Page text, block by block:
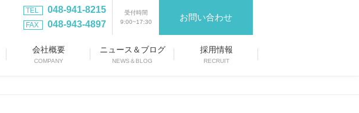
TEL 048-941-8215
FAX 048-943-4897
受付時間
9:00~17:30
お問い合わせ
会社概要
COMPANY
ニュース＆ブログ
NEWS＆BLOG
採用情報
RECRUIT